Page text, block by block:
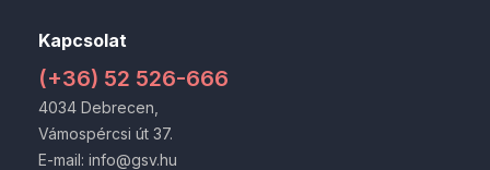
Kapcsolat
(+36) 52 526-666
4034 Debrecen,
Vámospércsi út 37.
E-mail: info@gsv.hu